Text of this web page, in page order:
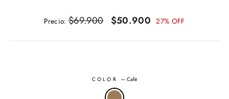
Precio
Precio: $69.900
Precio
oferta
$50.900 27% OFF
COLOR — Café